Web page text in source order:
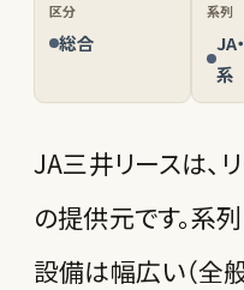
区分
総合
系列
JA
系
JA三井リースは、
の提供元です。系
設備は幅広い（全般